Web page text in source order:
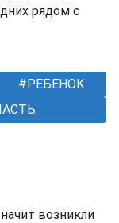
рядом с
РЕБЕНОК
возникли